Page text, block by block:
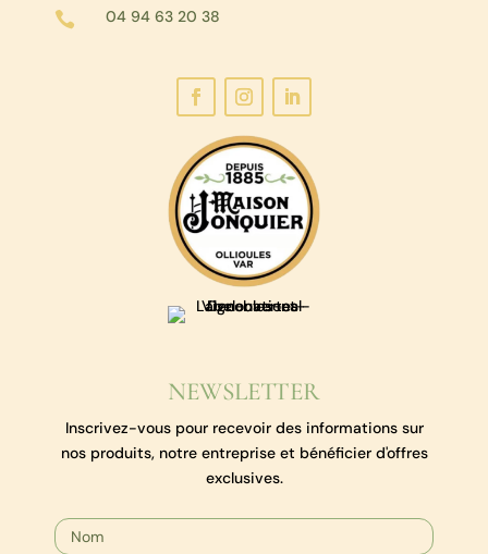
 04 94 63 20 38
NEWSLETTER
Inscrivez-vous pour recevoir des informations sur
nos produits, notre entreprise et bénéficier d'offres
exclusives.